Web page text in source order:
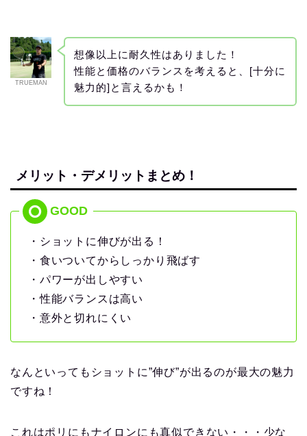
TRUEMAN
想像以上に耐久性はありました！
性能と価格のバランスを考えると、[十分に
魅力的]と言えるかも！
メリット・デメリットまとめ！
・ショットに伸びが出る！
・食いついてからしっかり飛ばす
・パワーが出しやすい
・性能バランスは高い
・意外と切れにくい
なんといってもショットに”伸び”が出るのが最大の魅力
ですね！
これはポリにもナイロンにも真似できない・・・少な